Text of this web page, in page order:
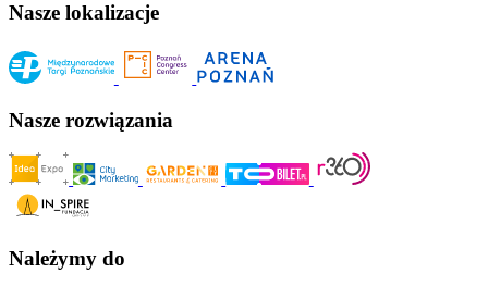
Nasze lokalizacje
Nasze rozwiązania
Należymy do